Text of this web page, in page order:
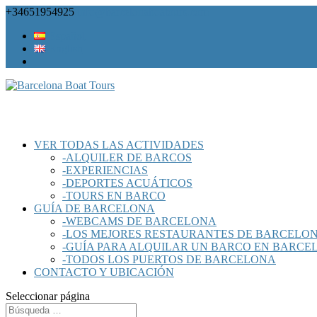
+34651954925
VER TODAS LAS ACTIVIDADES
-ALQUILER DE BARCOS
-EXPERIENCIAS
-DEPORTES ACUÁTICOS
-TOURS EN BARCO
GUÍA DE BARCELONA
-WEBCAMS DE BARCELONA
-LOS MEJORES RESTAURANTES DE
-GUÍA PARA ALQUILAR UN BARCO EN
-TODOS LOS PUERTOS DE BARCELONA
CONTACTO Y UBICACIÓN
Seleccionar página